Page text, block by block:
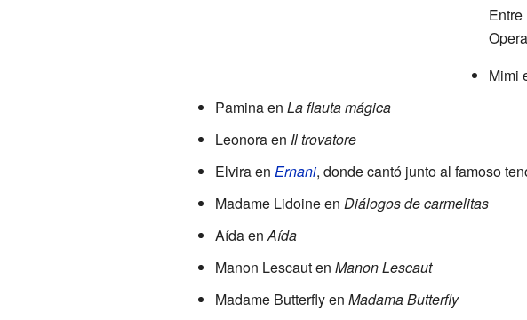
Mimi
Pamina en La flauta mágica
Leonora en Il trovatore
Elvira en Ernani, donde cantó junto al famoso
Madame Lidoine en Diálogos de carmelitas
Aída enAída
Manon Lescaut en Manon Lescaut
Madame Butterfly en Madama Butterfly